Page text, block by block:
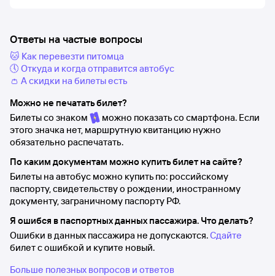
Ответы на частые вопросы
🐱 Как перевезти питомца
🕔 Откуда и когда отправится автобус
👛 А скидки на билеты есть
Можно не печатать билет?
Билеты со знаком
можно показать со смартфона. Если
этого значка нет, маршрутную квитанцию нужно
обязательно распечатать.
По каким документам можно купить билет на сайте?
Билеты на автобус можно купить по: российскому
паспорту, свидетельству о рождении, иностранному
документу, заграничному паспорту РФ.
Я ошибся в паспортных данных пассажира. Что делать?
Ошибки в данных пассажира не допускаются.Сдайте
билет с ошибкой и купите новый.
Больше полезных вопросов и ответов